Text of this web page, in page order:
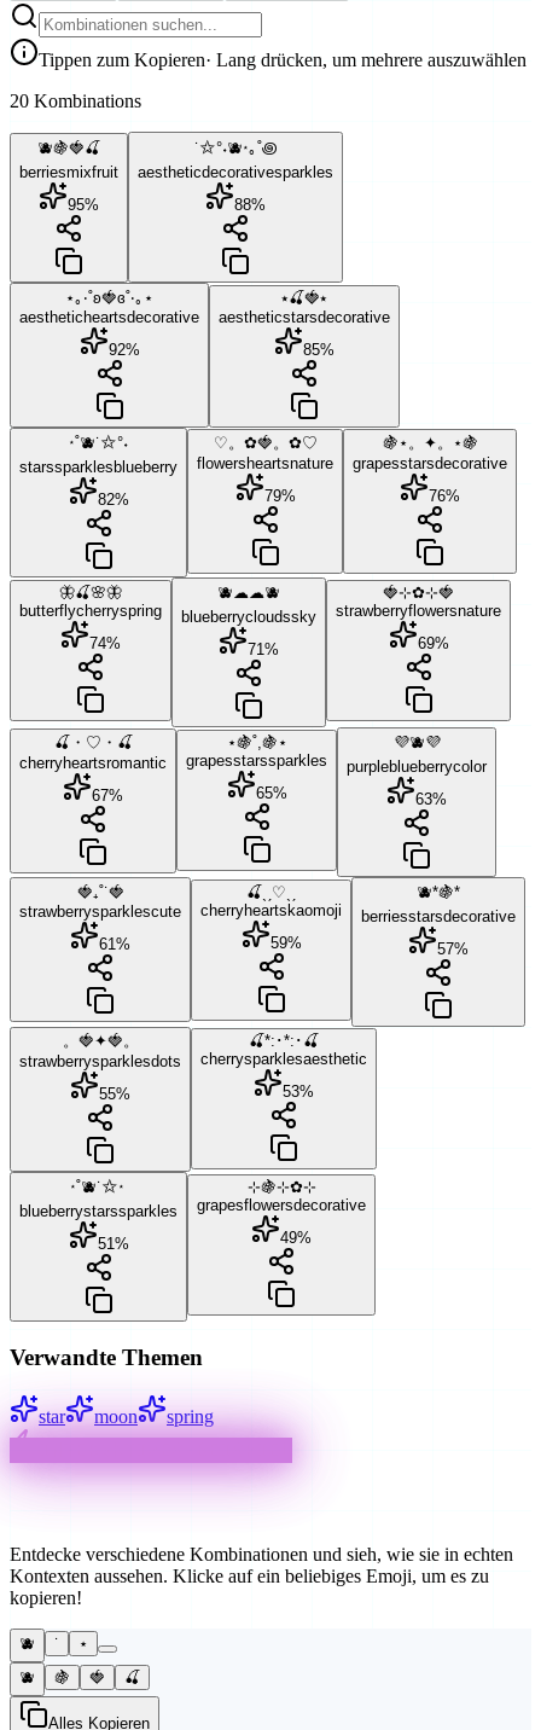
Tippen zum Kopieren· Lang drücken, um mehrere auszuwählen
20 Kombinations
🫐🍇🍓🍒
berriesmixfruit
95%
˙✩°˖🫐⋆｡˚꩜
aestheticdecorativesparkles
88%
⋆｡‧˚ʚ🍓ɞ˚‧｡⋆
aesthetic heartsdecorative
92%
⭑🍒🍓⭑
aestheticstarsdecorative
85%
⋆˚🫐˙✩°˖
starssparkles blueberry
82%
♡。✿🍓。✿♡
flowers heartsnature
79%
🍇⋆。✦。⋆🍇
grapesstarsdecorative
76%
🦋🍒🌸🦋
butterflycherryspring
74%
🫐☁☁🫐
blueberrycloudssky
71%
🍓⊹✿⊹🍓
strawberryflowersnature
69%
🍒・♡・🍒
cherryheartsromantic
67%
⋆🍇˚,🍇⋆
grapesstarssparkles
65%
💜🫐💜
purpleblueberrycolor
63%
🍓₊˚˙🍓
strawberrysparklescute
61%
🍒ˎˏ♡ˎˏ
cherryhearts kaomoji
59%
🫐*🍇*
berriesstarsdecorative
57%
。🍓✦🍓。
strawberrysparklesdots
55%
🍒*:･*:･🍒
cherrysparklesaesthetic
53%
⋆˚🫐˙✩⋆
blueberrystarssparkles
51%
⊹🍇⊹✿⊹
grapesflowersdecorative
49%
Verwandte Themen
star moon spring
Entdecke verschiedene Kombinationen und sieh, wie sie in echten
Kontexten aussehen. Klicke auf ein beliebiges Emoji, um es zu
kopieren!
🫐 ˙
⋆
🫐
🍇 🍓 🍒
Alles Kopieren